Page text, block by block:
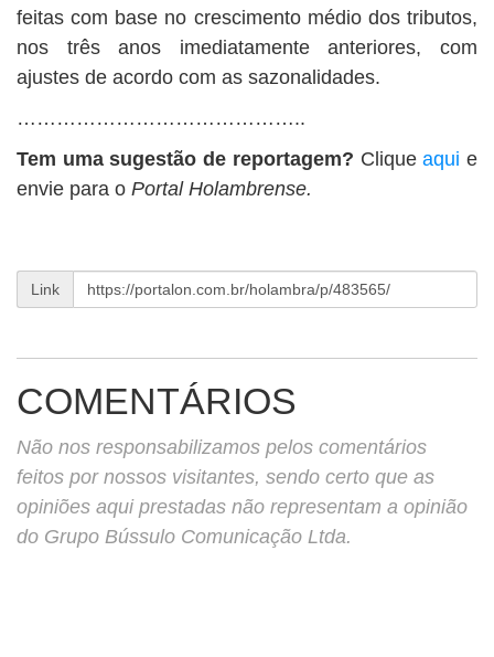
feitas com base no crescimento médio dos tributos,
nos três anos imediatamente anteriores, com
ajustes de acordo com as sazonalidades.
……………………………………..
Tem uma sugestão de reportagem? Cliqueaquie
envie para o Portal Holambrense.
Link
COMENTÁRIOS
Não nos responsabilizamos pelos comentários
feitos por nossos visitantes, sendo certo que as
opiniões aqui prestadas não representam a opinião
do Grupo Bússulo Comunicação Ltda.